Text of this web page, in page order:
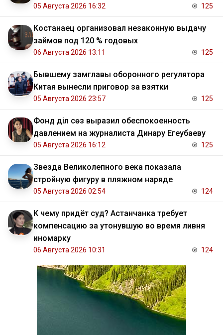
05 Августа 2026 16:32 125
Костанаец организовал незаконную выдачу
займов под 120 % годовых
06 Августа 2026 13:11 125
Бывшему замглавы оборонного регулятора
Китая вынесли приговор за взятки
05 Августа 2026 23:57 125
Фонд Әділ сөз выразил обеспокоенность
давлением на журналиста Динару Егеубаеву
05 Августа 2026 16:12 125
Звезда Великолепного века показала
стройную фигуру в пляжном наряде
05 Августа 2026 02:54 124
К чему придёт суд? Астанчанка требует
компенсацию за утонувшую во время ливня
иномарку
06 Августа 2026 10:31 124